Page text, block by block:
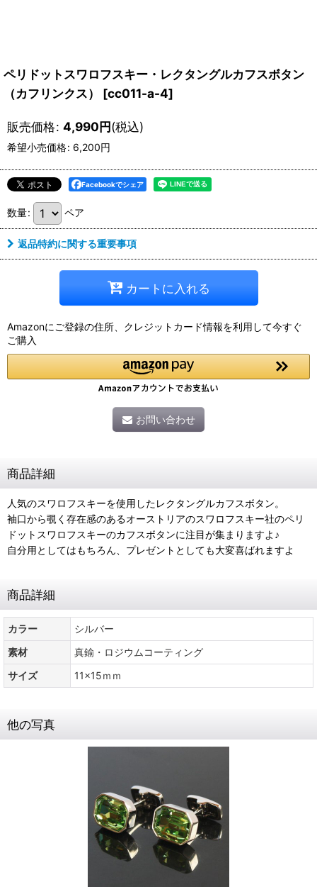
ペリドットスワロフスキー・レクタングルカフスボタン
（カフリンクス）
[cc011-a-4]
販売価格: 4,990円(税込)
希望小売価格: 6,200円
Facebookでシェア
数量: ペア
返品特約に関する重要事項
カートに入れる
Amazonにご登録の住所、クレジットカード情報を利用して今すぐ
ご購入
お問い合わせ
商品詳細
人気のスワロフスキーを使用したレクタングルカフスボタン。
袖口から覗く存在感のあるオーストリアのスワロフスキー社のペリ
ドットスワロフスキーのカフスボタンに注目が集まりますよ♪
自分用としてはもちろん、プレゼントとしても大変喜ばれますよ
商品詳細
カラー
シルバー
素材
真鍮・ロジウムコーティング
サイズ
11x15ｍｍ
他の写真